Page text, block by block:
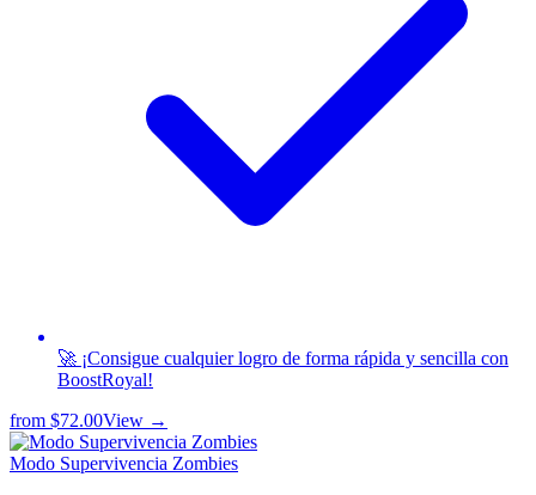
🚀 ¡Consigue cualquier logro de forma rápida y sencilla con
BoostRoyal!
from $72.00View →
Modo Supervivencia Zombies